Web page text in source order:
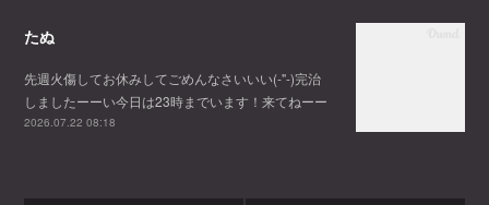
たぬ
先週火傷してお休みしてごめんなさいいい(-"-)完治
しましたーーい今日は23時までいます！来てねーー
2026.07.22 08:18